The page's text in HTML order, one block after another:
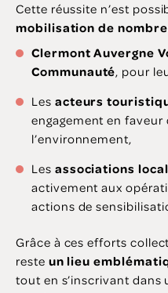
Cette réussite n’est
mobilisation de
Clermont Auvergne
Communauté, pour
Les acteurs
engagement en faveur
l’environnement,
Les associations
activement aux
actions de
Grâce à ces efforts
reste un lieu
tout en s’inscrivant dans